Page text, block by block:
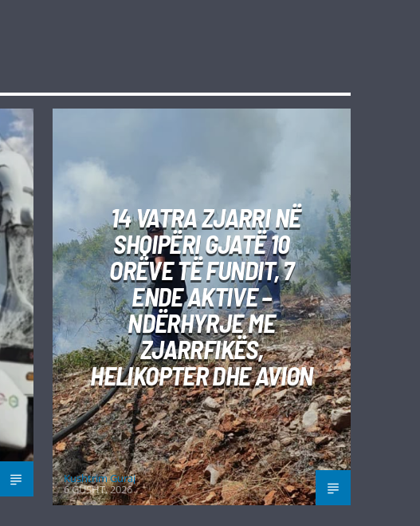
14 VATRA ZJARRI NË
SHQIPËRI GJATË 10
ORËVE TË FUNDIT, 7
ENDE AKTIVE –
NDËRHYRJE ME
ZJARRFIKËS,
HELIKOPTER DHE AVION
Kushtrim Guraj
6 GUSHT, 2026